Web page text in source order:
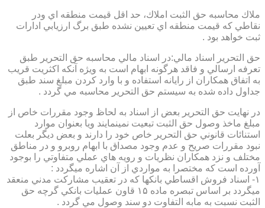
ملاك محاسبه حق الثبت املاك، حد اقل قيمت منطقه اي ودر
نقاطي كه قيمت منطقه اي تعيين نشده طبق برگ ارزيابي ادارات
ثبت خواهد بود .
حق التحرير اسناد مالي:در اسناد مالي محاسبه حق التحرير طبق
تعرفه ارسالي و فاقد هرگونه ابهام است به ويژه آنكه اكثريت قريب
به اتفاق همكاران از رايانه استفاده و با وارد كردن مبلغ سند طبق
جداول داده شده به سيستم حق التحرير محاسبه مي گردد .
در نهايت حق التحرير بعض از اسناد به لحاظ وجود مقررات خاص از
مبلغ ماخذ وصول حق الثبت تبعيت نمينمايند ويا بعنوان موارد
استنائات قانوني حق التحرير خاص خود را دارند و بعض ديگر بعلت
نبود مقررات صريح و عدم وجود مصداق با ابهام روبرو و در مناطق
مختلف و نزد همكاران نظريات و رويه هاي عملي متفاوتي را بوجود
آورده است كه مختصرا به مواردي از آن اشاره ميگردد :
۱- اسناد فروش اقساطي بانكها كه در تعقيب مشاركت مدني منعقد
ميگردد بر اساس تبصره ماده ۱۵ قاون عمليات بانكي گرچه حق
الثبت نسبت به مابه التفاوت دو سند وصول مي گردد .